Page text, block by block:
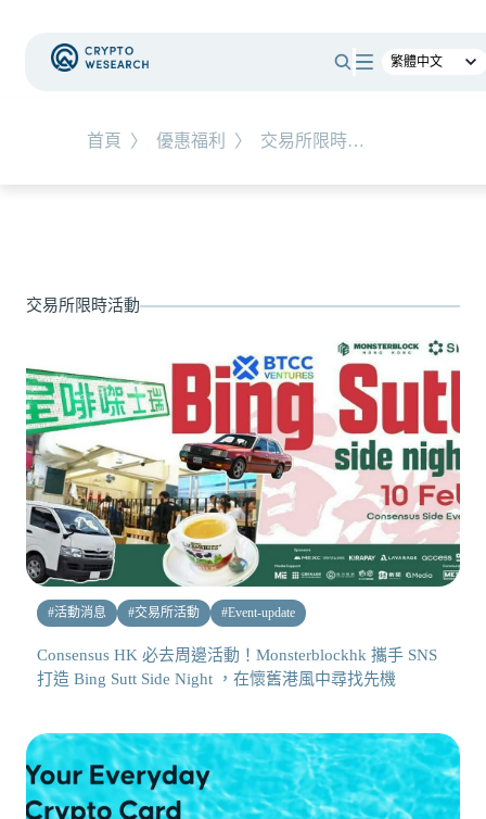
首頁 〉 優惠福利 〉 交易所限時活動
NEW EVENT
NEW ARTICLES
全球最大託管銀行入局！ BNY Mellon 要讓美債交易
RWA
交易所限時活動
#活動消息 #交易所活動 #Event-update
Consensus HK 必去周邊活動！Monsterblockhk 攜手 SNS
打造 Bing Sutt Side Night ，在懷舊港風中尋找先機